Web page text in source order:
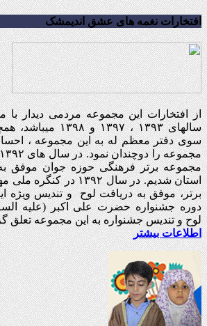
افتخارات نغمه های عشق اندیمشک
از افتخارات این مجموعه مردمی دیدار
سوی دفتر معظم له به این مجموعه ،
مجموعه برتر فرهنگی حوزه جوان موفق
استان شدیم. در سال ۱۳۹۲
برتر، موفق به دریافت لوح و تندیس ویژه
دوره جشنواره حضرت علی اکبر (علیه
لوح و تندیس جشنواره به این مجموعه تعلق
اطلاعات بیشتر